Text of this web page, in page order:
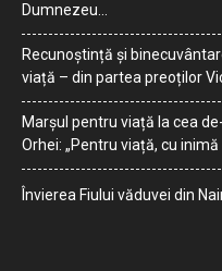
Dumnezeu…
Recunoștință și
viață – din partea preoților
Marșul pentru viață la cea
Orhei: „Pentru viață, cu inimă
Învierea Fiului văduvei din